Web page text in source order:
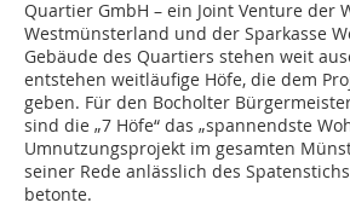
Quartier GmbH – ein Joint Venture der
Westmünsterland und der Sparkasse
Gebäude des Quartiers stehen weit
entstehen weitläufige Höfe, die dem
geben. Für den Bocholter
sind die „7 Höfe“ das „spannendste
Umnutzungsprojekt im gesamten
seiner Rede anlässlich des
betonte.